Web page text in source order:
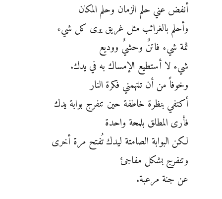
أنفض عني حلم الزمان وحلم المكان
وأحلم بالغرائب مثل غريق يرى كل شيء
ثمة شيء فاتنٌ وحشيٌ ووديع
شيء لا أستطيع الإمساك به في يدك.
وخوفاً من أن تلتهمني فكرة النار
أكتفي بنظرة خاطفة حين تنفرج بوابة يدك
فأرى المطلق بلمحة واحدة
لكن البوابة الصامتة ليدك تُفتح مرة أخرى
وتنفرج بشكل مفاجئ
عن جنة مرعبة.